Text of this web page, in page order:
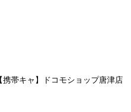
帯キャ】ドコモショップ唐津店